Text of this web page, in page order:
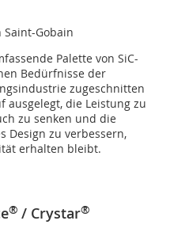
Gobain
Palette von SiC-
Bedürfnisse der
zugeschnitten
ausgelegt, die Leistung zu
zu senken und die
Design zu verbessern,
erhalten bleibt.
® / Crystar®